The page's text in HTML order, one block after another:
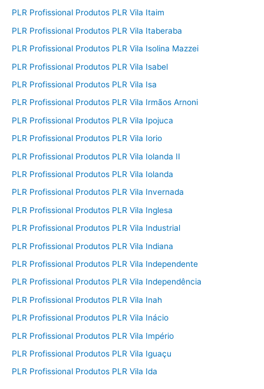
PLR Profissional Produtos PLR Vila Itaim
PLR Profissional Produtos PLR Vila Itaberaba
PLR Profissional Produtos PLR Vila Isolina Mazzei
PLR Profissional Produtos PLR Vila Isabel
PLR Profissional Produtos PLR Vila Isa
PLR Profissional Produtos PLR Vila Irmãos Arnoni
PLR Profissional Produtos PLR Vila Ipojuca
PLR Profissional Produtos PLR Vila Iorio
PLR Profissional Produtos PLR Vila Iolanda II
PLR Profissional Produtos PLR Vila Iolanda
PLR Profissional Produtos PLR Vila Invernada
PLR Profissional Produtos PLR Vila Inglesa
PLR Profissional Produtos PLR Vila Industrial
PLR Profissional Produtos PLR Vila Indiana
PLR Profissional Produtos PLR Vila Independente
PLR Profissional Produtos PLR Vila Independência
PLR Profissional Produtos PLR Vila Inah
PLR Profissional Produtos PLR Vila Inácio
PLR Profissional Produtos PLR Vila Império
PLR Profissional Produtos PLR Vila Iguaçu
PLR Profissional Produtos PLR Vila Ida